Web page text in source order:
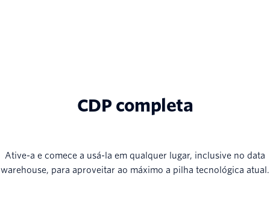
CDP completa
Ative-a e comece a usá-la em qualquer lugar, inclusive no data
warehouse, para aproveitar ao máximo a pilha tecnológica atual.